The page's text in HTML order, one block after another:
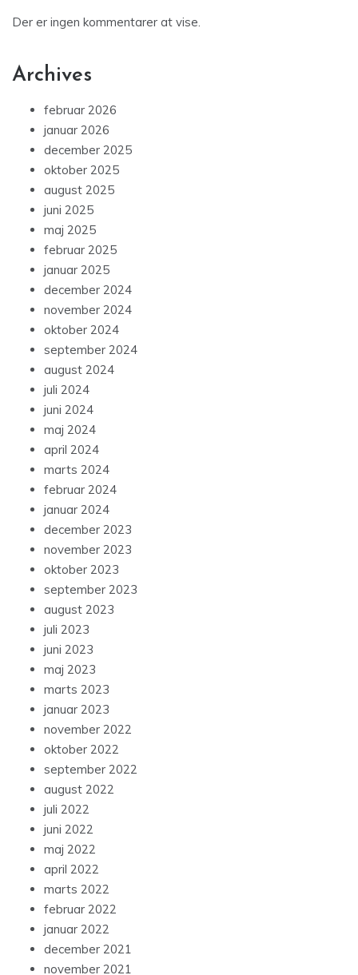
Der er ingen kommentarer at vise.
Archives
februar 2026
januar 2026
december 2025
oktober 2025
august 2025
juni 2025
maj 2025
februar 2025
januar 2025
december 2024
november 2024
oktober 2024
september 2024
august 2024
juli 2024
juni 2024
maj 2024
april 2024
marts 2024
februar 2024
januar 2024
december 2023
november 2023
oktober 2023
september 2023
august 2023
juli 2023
juni 2023
maj 2023
marts 2023
januar 2023
november 2022
oktober 2022
september 2022
august 2022
juli 2022
juni 2022
maj 2022
april 2022
marts 2022
februar 2022
januar 2022
december 2021
november 2021